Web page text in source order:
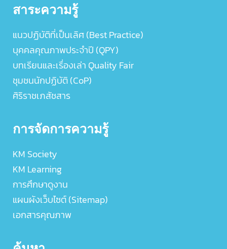
สาระความรู้
แนวปฏิบัติที่เป็นเลิศ (Best Practice)
บุคคลคุณภาพประจำปี (QPY)
บทเรียนและเรื่องเล่า Quality Fair
ชุมชนนักปฏิบัติ (CoP)
ศิริราชเภสัชสาร
การจัดการความรู้
KM Society
KM Learning
การศึกษาดูงาน
แผนผังเว็บไซต์ (Sitemap)
เอกสารคุณภาพ